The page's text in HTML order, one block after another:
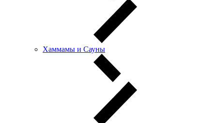
Хаммамы и Сауны